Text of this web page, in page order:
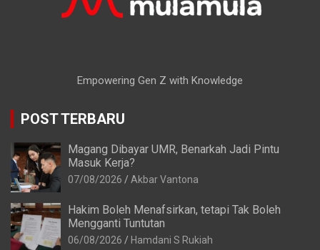
Empowering Gen Z with Knowledge
POST TERBARU
Magang Dibayar UMR, Benarkah Jadi Pintu
Masuk Kerja?
07/08/2026 Akbar Vantona
Hakim Boleh Menafsirkan, tetapi Tak Boleh
Mengganti Tuntutan
06/08/2026 Hamdani S Rukiah